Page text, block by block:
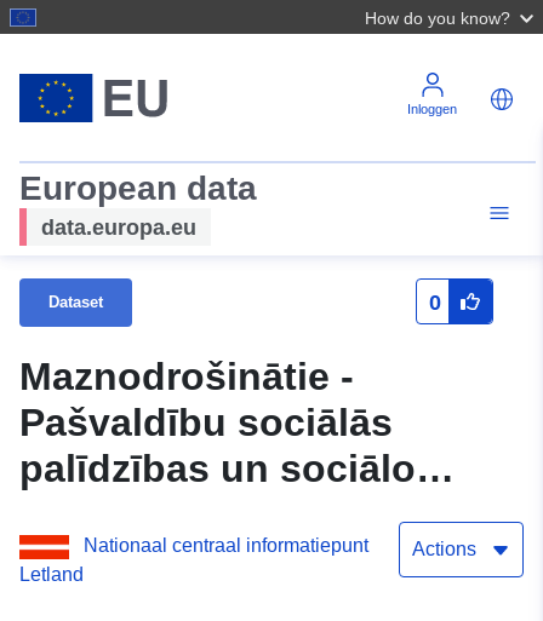
How do you know?
Inloggen
European data
data.europa.eu
Dataset 0
Maznodrošinātie -
Pašvaldību sociālās
palīdzības un sociālo
pakalpojumu sistēmas
(SOPA) dati - 40900036310
Nationaal centraal informatiepunt
Letland
Actions